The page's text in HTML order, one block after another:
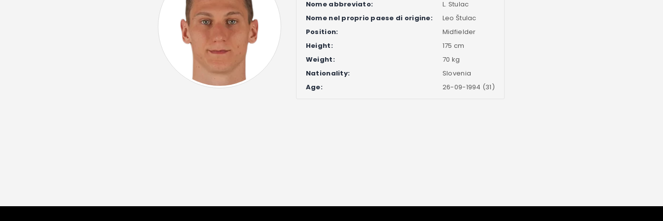
Nome abbreviato:
L. Stulac
Nome nel proprio paese di origine:
Leo Štulac
Position:
Midfielder
Height:
175 cm
Weight:
70 kg
Nationality:
Slovenia
Age:
26-09-1994 (31)